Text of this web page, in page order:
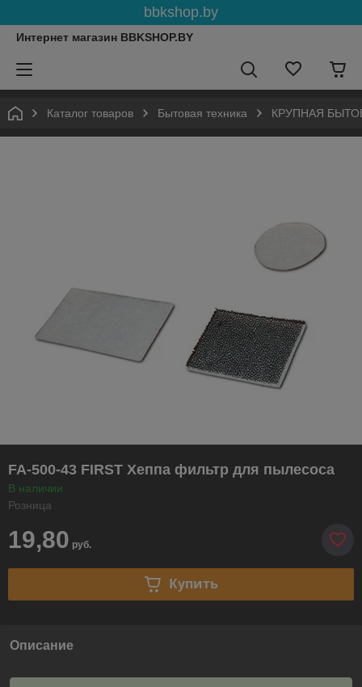
bbkshop.by
Интернет магазин BBKSHOP.BY
Каталог товаров Бытовая техника КРУПНАЯ
FA-500-43 FIRST Хеппа фильтр для пылесоса
В наличии
Розница
19,80 руб.
Купить
Описание